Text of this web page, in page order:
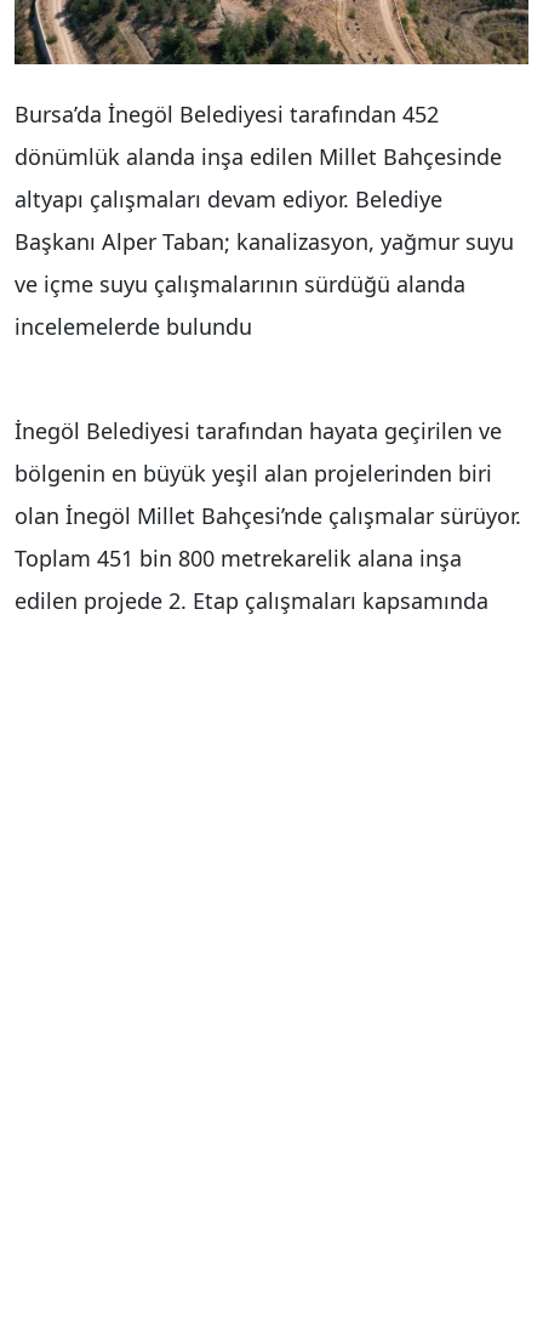
Bursa’da İnegöl Belediyesi tarafından 452
dönümlük alanda inşa edilen Millet Bahçesinde
altyapı çalışmaları devam ediyor. Belediye
Başkanı Alper Taban; kanalizasyon, yağmur suyu
ve içme suyu çalışmalarının sürdüğü alanda
incelemelerde bulundu
İnegöl Belediyesi tarafından hayata geçirilen ve
bölgenin en büyük yeşil alan projelerinden biri
olan İnegöl Millet Bahçesi’nde çalışmalar sürüyor.
Toplam 451 bin 800 metrekarelik alana inşa
edilen projede 2. Etap çalışmaları kapsamında